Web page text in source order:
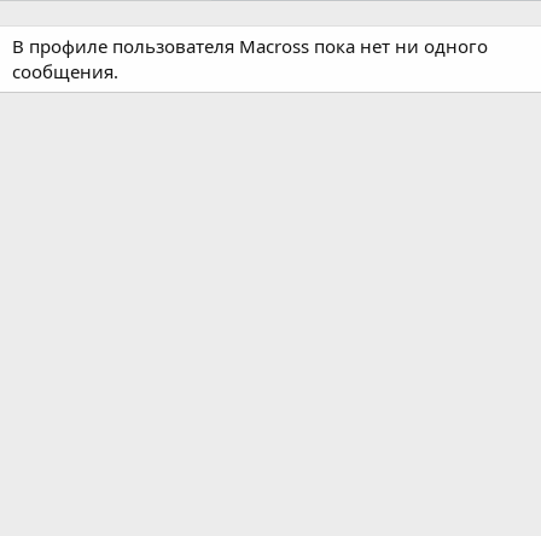
В профиле пользователя Macross пока нет ни одного
сообщения.